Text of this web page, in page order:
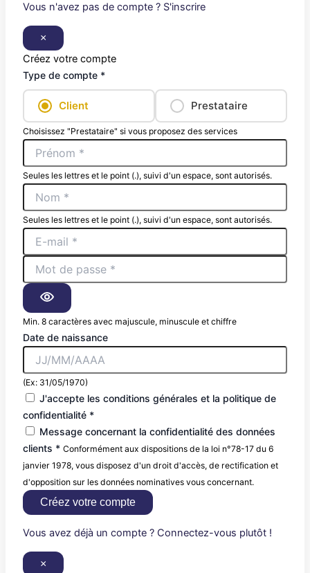
Vous n'avez pas de compte ? S'inscrire
×
Créez votre compte
Type de compte *
Client Prestataire
Choisissez "Prestataire" si vous proposez des services
Seules les lettres et le point (.), suivi d'un espace, sont autorisés.
Seules les lettres et le point (.), suivi d'un espace, sont autorisés.
Min. 8 caractères avec majuscule, minuscule et chiffre
Date de naissance
(Ex: 31/05/1970)
J'accepte les conditions générales et la politique de
confidentialité *
Message concernant la confidentialité des données
clients * Conformément aux dispositions de la loi n°78-17 du 6
janvier 1978, vous disposez d'un droit d'accès, de rectification et
d'opposition sur les données nominatives vous concernant.
Créez votre compte
Vous avez déjà un compte ? Connectez-vous plutôt !
×